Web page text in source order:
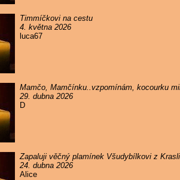
Timmíčkovi na cestu
4. května 2026
luca67
Mamčo, Mamčínku..vzpomínám, kocourku
29. dubna 2026
D
Zapaluji věčný plamínek Všudybílkovi z
24. dubna 2026
Alice